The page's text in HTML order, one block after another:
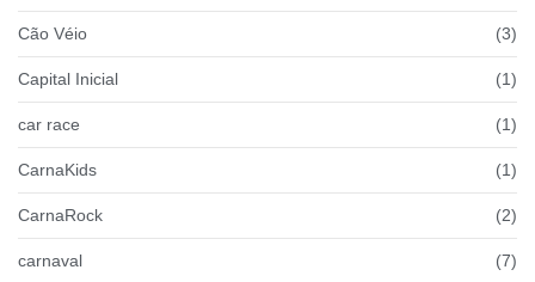
Cão Véio (3)
Capital Inicial (1)
car race (1)
CarnaKids (1)
CarnaRock (2)
carnaval (7)